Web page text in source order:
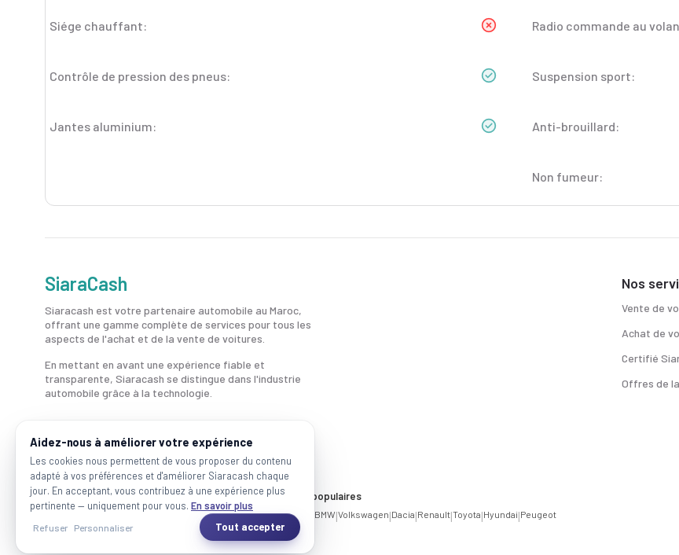
Siége chauffant:
Contrôle de pression des pneus:
Jantes aluminium:
Radio commande au
Suspension sport:
Anti-brouillard:
Non fumeur:
SiaraCash
Siaracash est votre partenaire automobile au Maroc,
offrant une gamme complète de services pour tous les
aspects de l'achat et de la vente de voitures.
En mettant en avant une expérience fiable et
transparente, Siaracash se distingue dans l'industrie
automobile grâce à la technologie.
Nos
Vente de
Achat de
Certifié
Offres de
Voitures par ville
Rabat Mohammadia Salé|Témara|Kénitra
Marques populaires
Mercedes BMW|Volkswagen|Dacia|Renault|Toyota|Hyundai|Peugeot
2026 SiaraCash - Tous les droits sont réservés
Aidez-nous à améliorer votre expérience
Les cookies nous permettent de vous proposer du contenu
adapté à vos préférences et d'améliorer Siaracash chaque
jour. En acceptant, vous contribuez à une expérience plus
pertinente — uniquement pour vous. En savoir plus
Refuser Personnaliser Tout accepter